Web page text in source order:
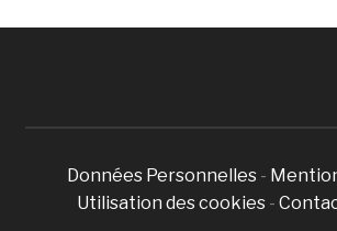
Données Personnelles -
Utilisation des cookies -